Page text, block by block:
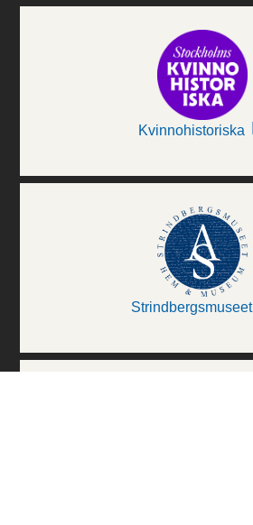
Kvinnohistoriska
Strindbergsmuseet